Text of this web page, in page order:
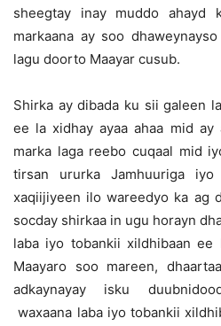
sheegtay inay muddo ahayd
markaana ay soo
lagu doorto Maayar cusub.
Shirka ay dibada ku sii galeen
ee la xidhay ayaa ahaa mid ay
marka laga reebo cuqaal mid
tirsan ururka Jamhuuriga iyo
xaqiijiyeen ilo wareedyo ka ag
socday shirkaa in ugu horayn
laba iyo tobankii xildhibaan
Maayaro soo mareen,
adkaynayay isku
waxaana laba iyo tobankii